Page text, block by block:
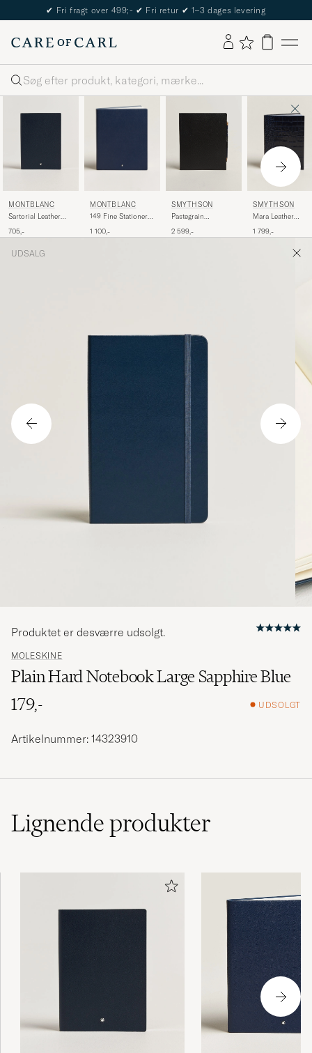
✔ Fri fragt over 499;- ✔ Fri retur ✔ 1–3 dages levering
Søg
MONTBLANC
Sartorial Leather
Lined Blue
705,-
MONTBLANC
149 Fine Stationery
Indigo
1 100,-
SMYTHSON
Pastegrain
2 599,-
SMYTHSON
Mara Leather
1 799,-
UDSALG
MOLESKINE
Plain Hard Notebook Large Sapphire Blue
179,-
UDSOLGT
Produktet er desværre udsolgt.
Artikelnummer: 14323910
Lignendeprodukter